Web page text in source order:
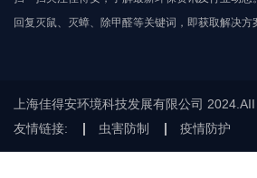
回复灭鼠、灭蟑、除甲醛等关键词，即获取解决方
上海佳得安环境科技发展有限公司
友情链接:
虫害防制 疫情防护